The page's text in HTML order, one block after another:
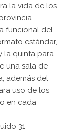
la vida de los
funcional del
estándar,
la quinta para
una sala de
además del
uso de los
en cada
31